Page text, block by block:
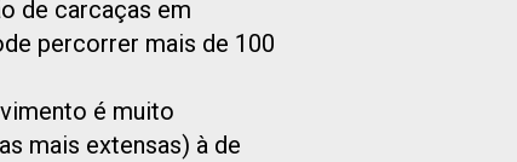
de carcaças em
percorrer mais de 100
é muito
mais extensas) à de